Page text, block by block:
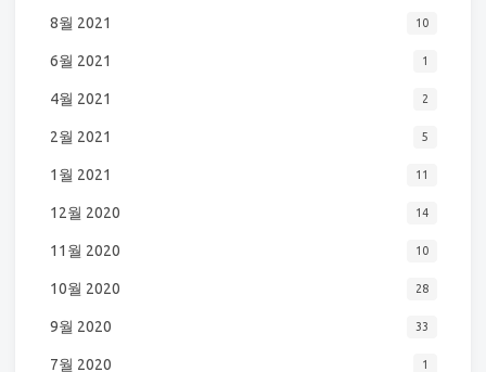
8월 2021 10
6월 2021 1
4월 2021 2
2월 2021 5
1월 2021 11
12월 2020 14
11월 2020 10
10월 2020 28
9월 2020 33
7월 2020 1